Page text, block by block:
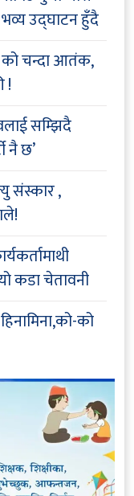
भव्य उद्घाटन हुँदै
को चन्दा आतंक,
!
सम्झिदै
नै छ’
संस्कार ,
कडा चेतावनी
को